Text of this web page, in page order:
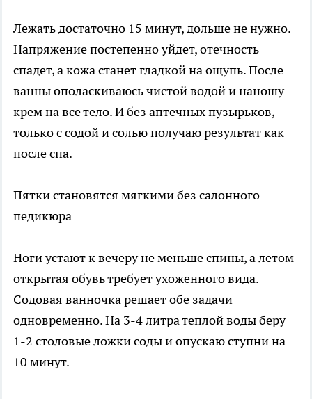
Лежать достаточно 15 минут, дольше не нужно.
Напряжение постепенно уйдет, отечность
спадет, а кожа станет гладкой на ощупь. После
ванны ополаскиваюсь чистой водой и наношу
крем на все тело. И без аптечных пузырьков,
только с содой и солью получаю результат как
после спа.
Пятки становятся мягкими без салонного
педикюра
Ноги устают к вечеру не меньше спины, а летом
открытая обувь требует ухоженного вида.
Содовая ванночка решает обе задачи
одновременно. На 3-4 литра теплой воды беру
1-2 столовые ложки соды и опускаю ступни на
10 минут.